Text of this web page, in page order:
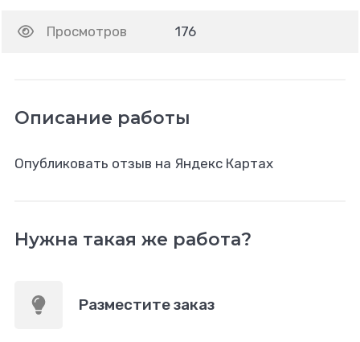
Просмотров 176
Описание работы
Опубликовать отзыв на Яндекс Картах
Нужна такая же работа?
Разместите заказ